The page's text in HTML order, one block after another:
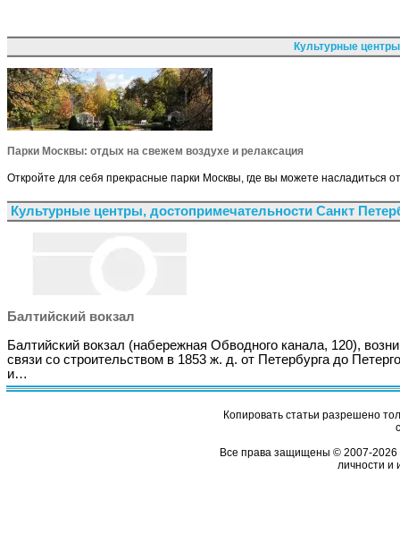
Культурные
Парки Москвы: отдых на свежем воздухе и релаксация
Откройте для себя прекрасные парки Москвы, где вы можете насладиться
Культурные центры, достопримечательности Санкт
Балтийский вокзал
Балтийский вокзал (набережная Обводного канала, 120),
связи со строительством в 1853 ж. д. от Петербурга до
и…
Копировать статьи разрешено
Все права защищены © 2007-2026
личности и